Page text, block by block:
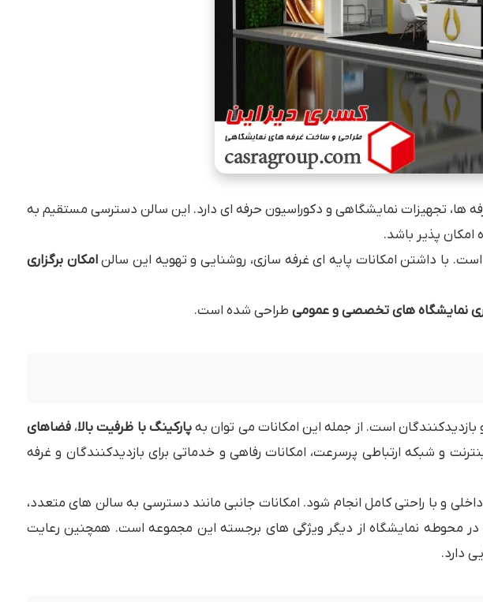
ها، تجهیزات نمایشگاهی و دکوراسیون حرفه ای دارد. این سالن دسترسی مستقیم به
امکان پذیر باشد.
با داشتن امکانات پایه ای غرفه سازی، روشنایی و تهویه این سالنامکان برگزاری
نمایشگاه های تخصصی و عمومی طراحی شده است.
بازدیدکنندگان است. از جمله این امکانات می توان بهپارکینگ با ظرفیت بالا، فضاهای
و شبکه ارتباطی پرسرعت، امکانات رفاهی و خدماتی برای بازدیدکنندگان و غرفه
و با راحتی کامل انجام شود. امکانات جانبی مانند دسترسی به سالن های متعدد،
محوطه نمایشگاه از دیگر ویژگی های برجسته این مجموعه است. همچنین رعایت
دارد.